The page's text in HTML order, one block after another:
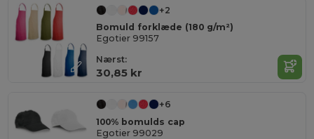
+2
Bomuld forklæde (180 g/m²)
Egotier 99157
Nærst:
30,85 kr
+6
100% bomulds cap
Egotier 99029